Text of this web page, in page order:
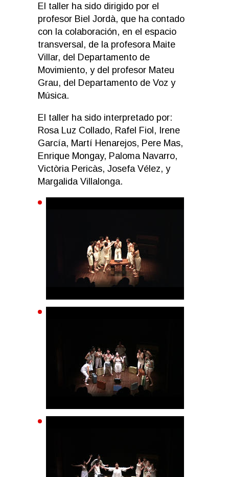
El taller ha sido dirigido por el
profesor Biel Jordà, que ha contado
con la colaboración, en el espacio
transversal, de la profesora Maite
Villar, del Departamento de
Movimiento, y del profesor Mateu
Grau, del Departamento de Voz y
Música.
El taller ha sido interpretado por:
Rosa Luz Collado, Rafel Fiol, Irene
García, Martí Henarejos, Pere Mas,
Enrique Mongay, Paloma Navarro,
Victòria Pericàs, Josefa Vélez, y
Margalida Villalonga.